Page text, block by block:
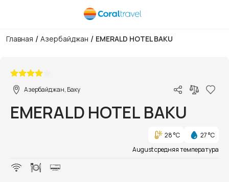
Главная / Азербайджан / EMERALD HOTEL BAKU
Азербайджан, Баку
EMERALD HOTEL BAKU
28 °C
27 °C
August средняя температура